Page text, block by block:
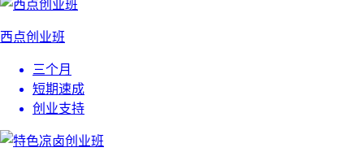
西点创业班
三个月
短期速成
创业支持